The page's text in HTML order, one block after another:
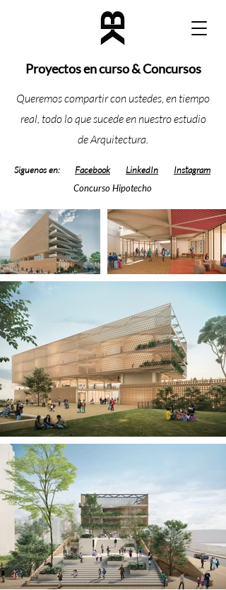
Concurso Hipotecho
Proyectos en curso & Concursos
Queremos compartir con ustedes, en tiempo
real, todo lo que sucede en nuestro estudio
de Arquitectura.
Siguenos en: Facebook LinkedIn Instagram